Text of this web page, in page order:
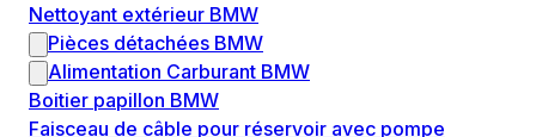
Nettoyant extérieur BMW
Pièces détachées BMW
Alimentation Carburant BMW
Boitier papillon BMW
Faisceau de câble pour réservoir avec pompe